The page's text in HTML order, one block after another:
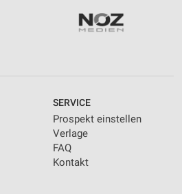
SERVICE
Prospekt einstellen
Verlage
FAQ
Kontakt